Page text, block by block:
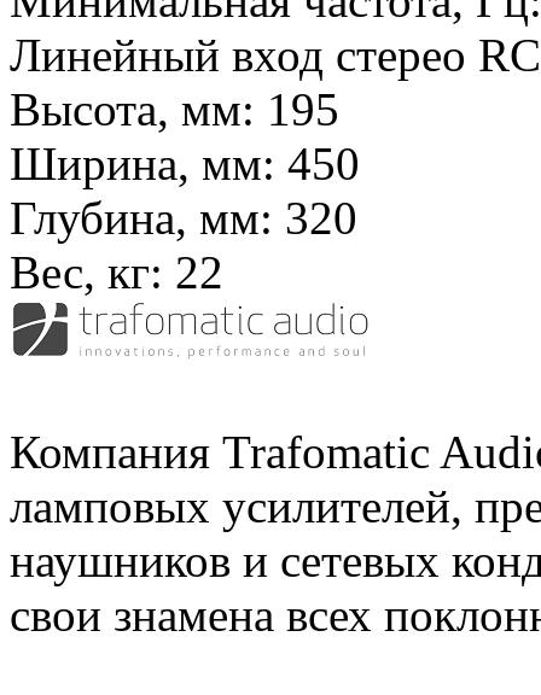
Линейный вход стерео
Высота, мм: 195
Ширина, мм: 450
Глубина, мм: 320
Вес, кг: 22
Компания Trafomatic
ламповых усилителей,
наушников и сетевых
свои знамена всех